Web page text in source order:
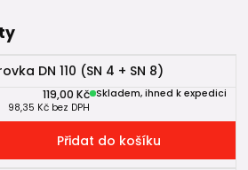
DN 110 (SN 4 + SN 8)
119,00 Kč
98,35 Kč bez DPH
Skladem, ihned k expedici
Přidat do košíku